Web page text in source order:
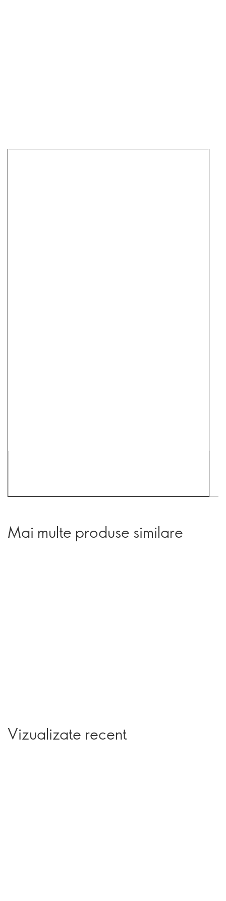
Mai multe produse similare
Vizualizate recent